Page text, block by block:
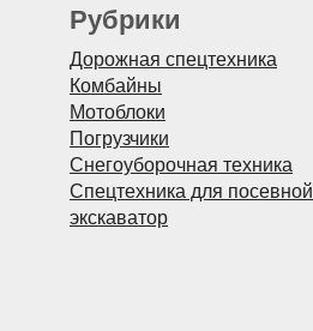
Рубрики
Дорожная спецтехника
Комбайны
Мотоблоки
Погрузчики
Снегоуборочная техника
Спецтехника для посевной
экскаватор